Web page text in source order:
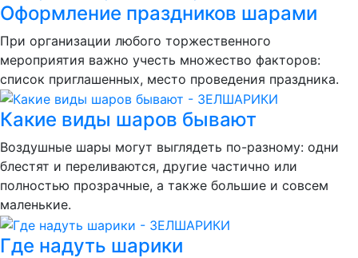
Оформление праздников шарами
При организации любого торжественного
мероприятия важно учесть множество факторов:
список приглашенных, место проведения праздника.
Какие виды шаров бывают
Воздушные шары могут выглядеть по-разному: одни
блестят и переливаются, другие частично или
полностью прозрачные, а также большие и совсем
маленькие.
Где надуть шарики